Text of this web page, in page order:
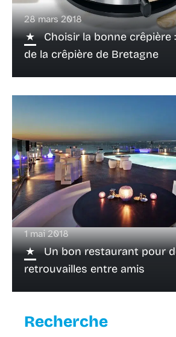
28 mars 2018
Choisir la bonne crêpière
de la crêpière de Bretagne
1 mai 2018
Un bon restaurant pour
retrouvailles entre amis
Recherche